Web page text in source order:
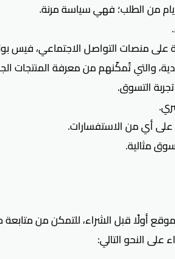
على منصات التواصل الاجتماعي،
والتي تُمكّنهم من معرفة المنتجات
التسوق.
أي من الاستفسارات.
مثالية.
أولًا قبل الشراء، للتمكن من